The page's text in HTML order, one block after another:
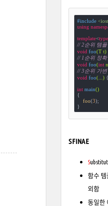
#include
using
template<
// 2순위 템플
void foo(T t)
// 1순위 정확
void foo(int
// 3순위 가
void foo(...)
int main()
{
foo(3);
}
SFINAE
S
함수 템
외함
동일한